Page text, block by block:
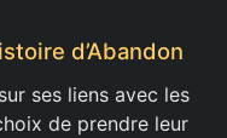
d’Abandon
ses liens avec les
de prendre leur